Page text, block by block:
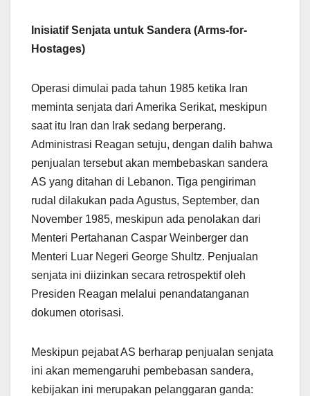
Inisiatif Senjata untuk Sandera (Arms-for-
Hostages)
Operasi dimulai pada tahun 1985 ketika Iran
meminta senjata dari Amerika Serikat, meskipun
saat itu Iran dan Irak sedang berperang.
Administrasi Reagan setuju, dengan dalih bahwa
penjualan tersebut akan membebaskan sandera
AS yang ditahan di Lebanon. Tiga pengiriman
rudal dilakukan pada Agustus, September, dan
November 1985, meskipun ada penolakan dari
Menteri Pertahanan Caspar Weinberger dan
Menteri Luar Negeri George Shultz. Penjualan
senjata ini diizinkan secara retrospektif oleh
Presiden Reagan melalui penandatanganan
dokumen otorisasi.
Meskipun pejabat AS berharap penjualan senjata
ini akan memengaruhi pembebasan sandera,
kebijakan ini merupakan pelanggaran ganda: